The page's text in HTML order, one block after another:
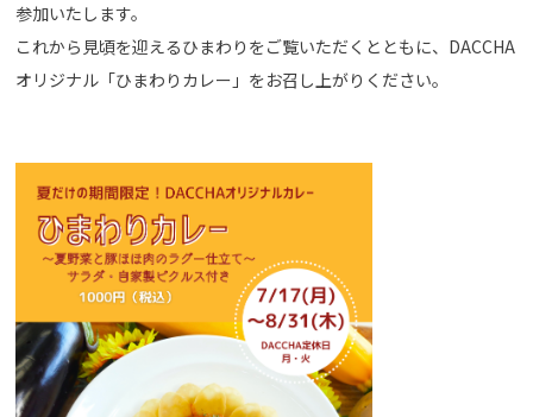
参加いたします。
これから見頃を迎えるひまわりをご覧いただくとともに、DACCHA
オリジナル「ひまわりカレー」をお召し上がりください。